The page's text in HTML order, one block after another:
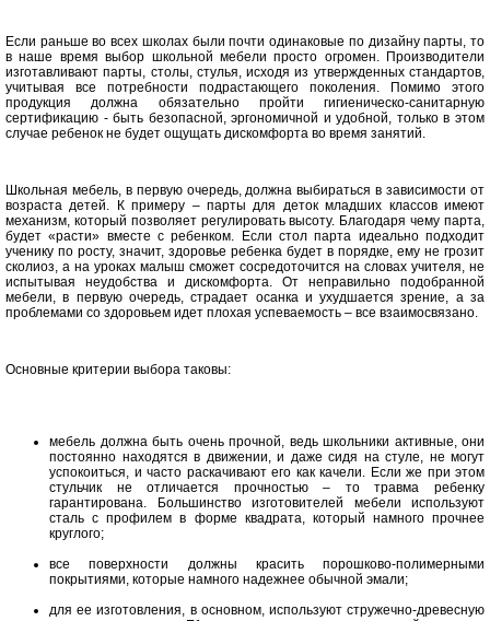
Если раньше во всех школах были почти одинаковые по дизайну парты, то
в наше время выбор школьной мебели просто огромен. Производители
изготавливают парты, столы, стулья, исходя из утвержденных стандартов,
учитывая все потребности подрастающего поколения. Помимо этого
продукция должна обязательно пройти гигиеническо-санитарную
сертификацию - быть безопасной, эргономичной и удобной, только в этом
случае ребенок не будет ощущать дискомфорта во время занятий.
Школьная мебель, в первую очередь, должна выбираться в зависимости от
возраста детей. К примеру – парты для деток младших классов имеют
механизм, который позволяет регулировать высоту. Благодаря чему парта,
будет «расти» вместе с ребенком. Если стол парта идеально подходит
ученику по росту, значит, здоровье ребенка будет в порядке, ему не грозит
сколиоз, а на уроках малыш сможет сосредоточится на словах учителя, не
испытывая неудобства и дискомфорта. От неправильно подобранной
мебели, в первую очередь, страдает осанка и ухудшается зрение, а за
проблемами со здоровьем идет плохая успеваемость – все взаимосвязано.
Основные критерии выбора таковы:
мебель должна быть очень прочной, ведь школьники активные, они
постоянно находятся в движении, и даже сидя на стуле, не могут
успокоиться, и часто раскачивают его как качели. Если же при этом
стульчик не отличается прочностью – то травма ребенку
гарантирована. Большинство изготовителей мебели используют
сталь с профилем в форме квадрата, который намного прочнее
круглого;
все поверхности должны красить порошково-полимерными
покрытиями, которые намного надежнее обычной эмали;
для ее изготовления, в основном, используют стружечно-древесную